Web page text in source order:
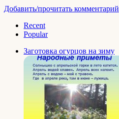
Добавить/прочитать комментарий
Recent
Popular
Заготовка огурцов на зиму